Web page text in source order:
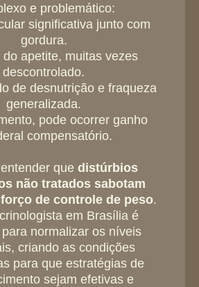
e problemático:
significativa junto com
gordura.
apetite, muitas vezes
descontrolado.
de desnutrição e fraqueza
generalizada.
pode ocorrer ganho
compensatório.
que distúrbios
não tratados sabotam
de controle de peso.
em Brasília é
normalizar os níveis
criando as condições
para que estratégias de
sejam efetivas e